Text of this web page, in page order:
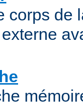
corps de